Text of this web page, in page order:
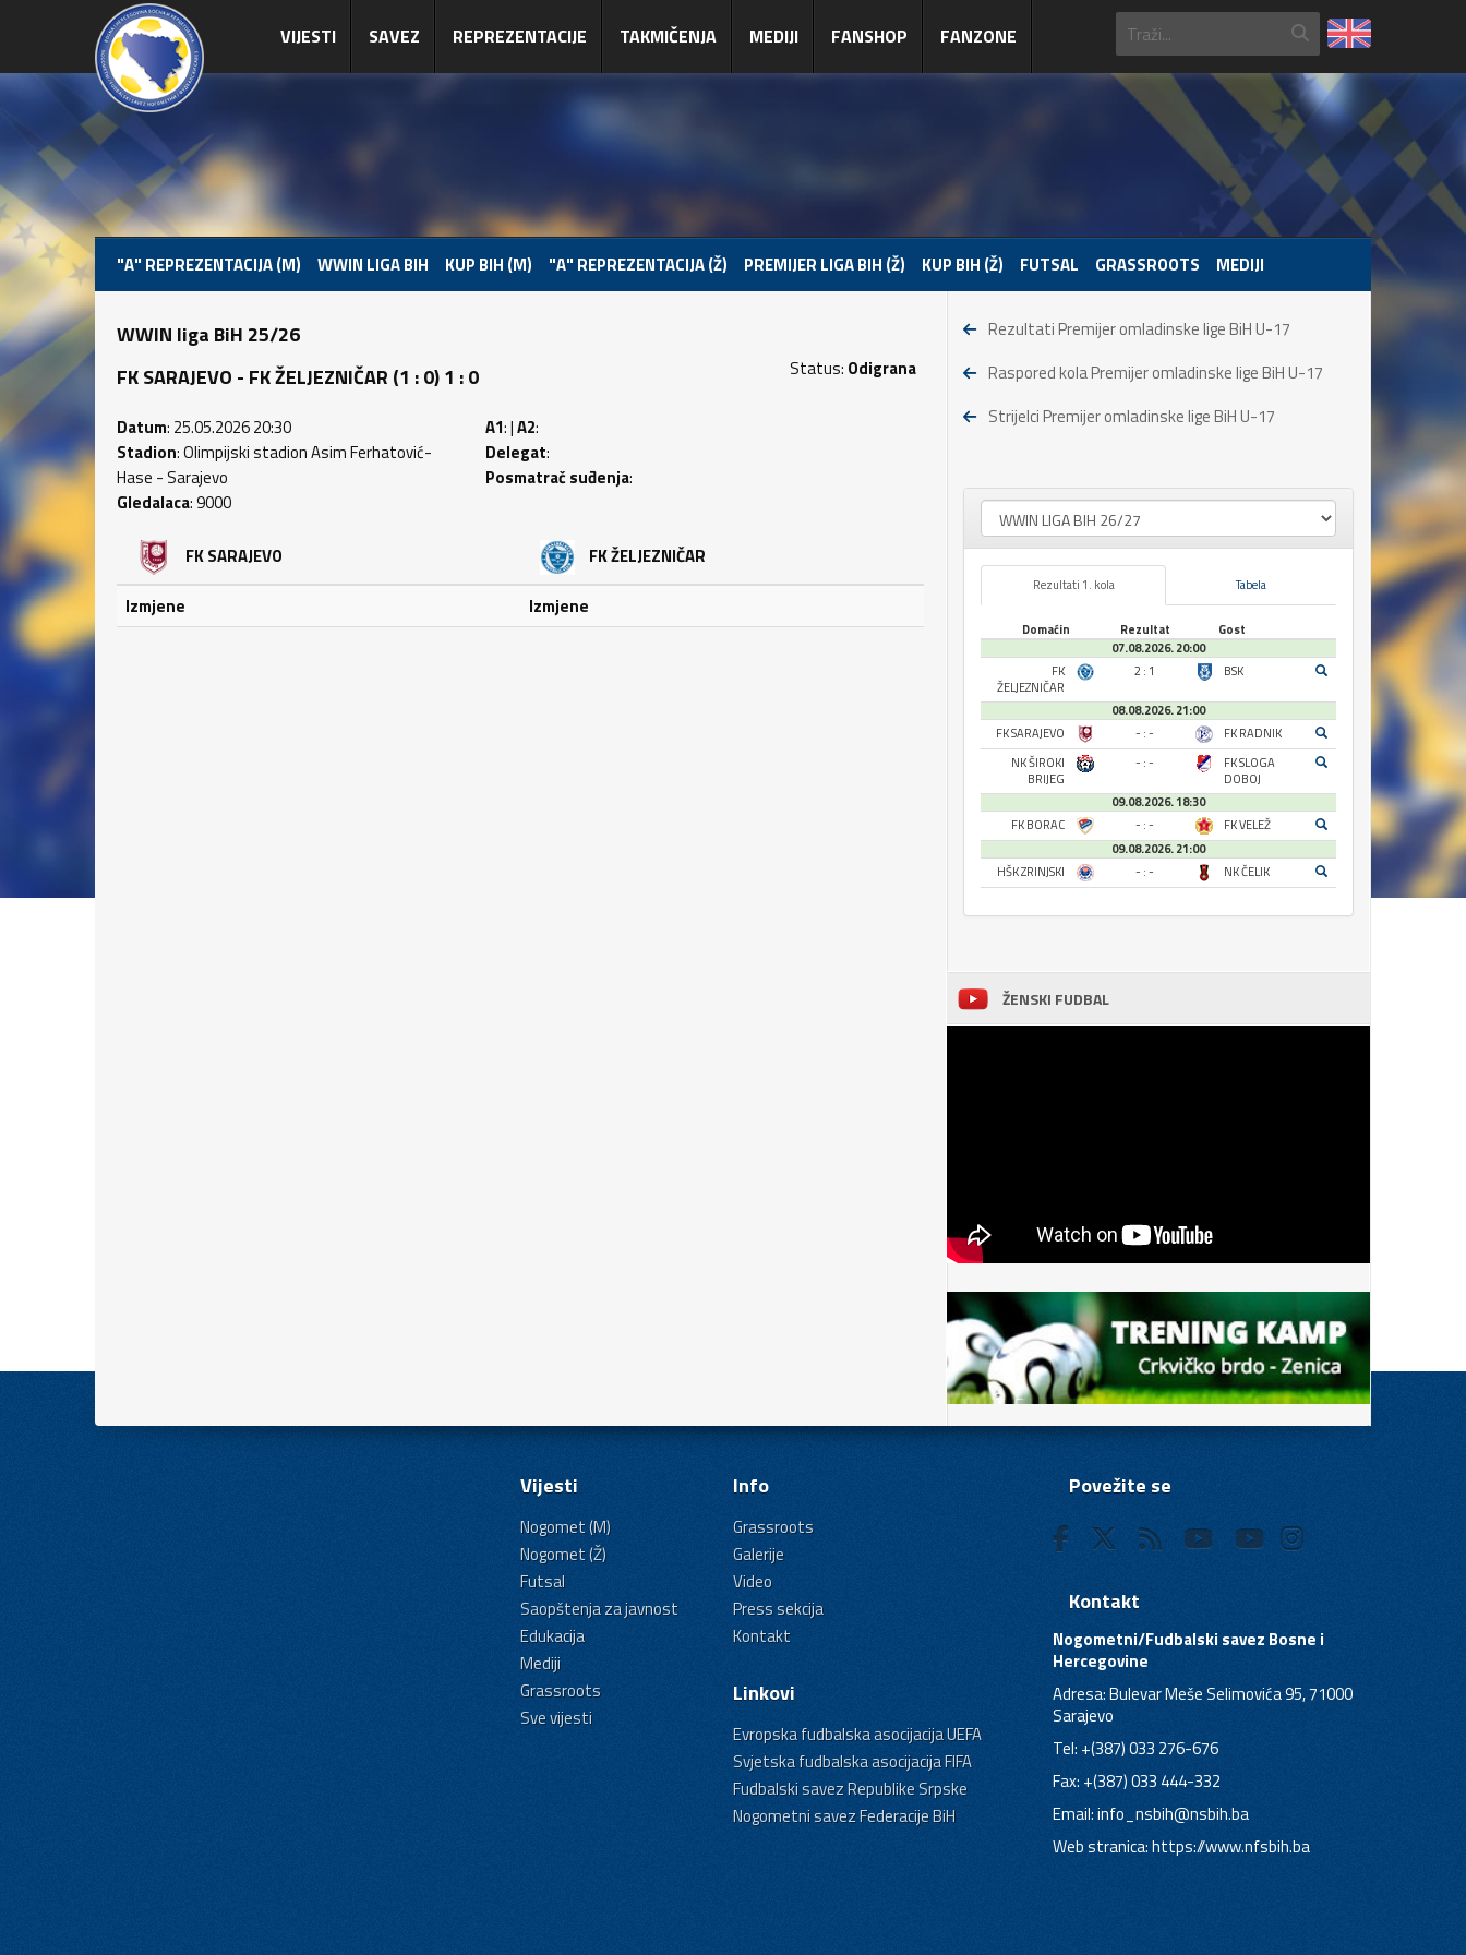
VIJESTI SAVEZ REPREZENTACIJE TAKMIČENJA MEDIJI FANSHOP FANZONE
"A" REPREZENTACIJA (M) WWIN LIGA BIH KUP BIH (M) "A" REPREZENTACIJA (Ž) PREMIJER LIGA BIH (Ž) KUP BIH (Ž) FUTSAL GRASSROOTS MEDIJI
WWIN liga BiH 25/26
FK SARAJEVO - FK ŽELJEZNIČAR (1 : 0) 1 : 0
Status: Odigrana
Datum: 25.05.2026 20:30
Stadion: Olimpijski stadion Asim Ferhatović-
Hase - Sarajevo
Gledalaca: 9000
A1: |A2:
Delegat:
Posmatrač suđenja:
FK SARAJEVO
Izmjene
FK ŽELJEZNIČAR
Izmjene
Rezultati Premijer omladinske lige BiH U-17
Raspored kola Premijer omladinske lige BiH U-17
Strijelci Premijer omladinske lige BiH U-17
Rezultati 1. kola Tabela
Domaćin Rezultat
Gost
07.08.2026. 20:00
FK
ŽELJEZNIČAR
2 : 1 BSK
08.08.2026. 21:00
FK SARAJEVO
- : -
FK RADNIK
NK ŠIROKI
BRIJEG
- : -
FK SLOGA
DOBOJ
09.08.2026. 18:30
FK BORAC
- : -
FK VELEŽ
09.08.2026. 21:00
HŠK ZRINJSKI
- : - NK ČELIK
ŽENSKI FUDBAL
Vijesti
Nogomet (M)
Nogomet (Ž)
Futsal
Saopštenja za javnost
Edukacija
Mediji
Grassroots
Sve vijesti
Info
Grassroots
Galerije
Video
Press sekcija
Kontakt
Linkovi
Evropska fudbalska asocijacija UEFA
Svjetska fudbalska asocijacija FIFA
Fudbalski savez Republike Srpske
Nogometni savez Federacije BiH
Povežite se
Kontakt
Nogometni/Fudbalski savez Bosne i
Hercegovine
Adresa: Bulevar Meše Selimovića 95, 71000
Sarajevo
Tel: +(387) 033 276-676
Fax: +(387) 033 444-332
Email:info_nsbih@nsbih.ba
Web stranica: https://www.nfsbih.ba